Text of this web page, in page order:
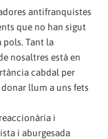
antifranquistes
que no han sigut
pols. Tant la
nosaltres està en
cabdal per
llum a uns fets
i
i aburgesada